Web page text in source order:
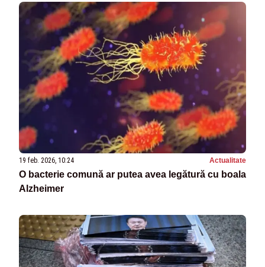
19 feb. 2026, 10:24 Actualitate
O bacterie comună ar putea avea legătură cu boala
Alzheimer